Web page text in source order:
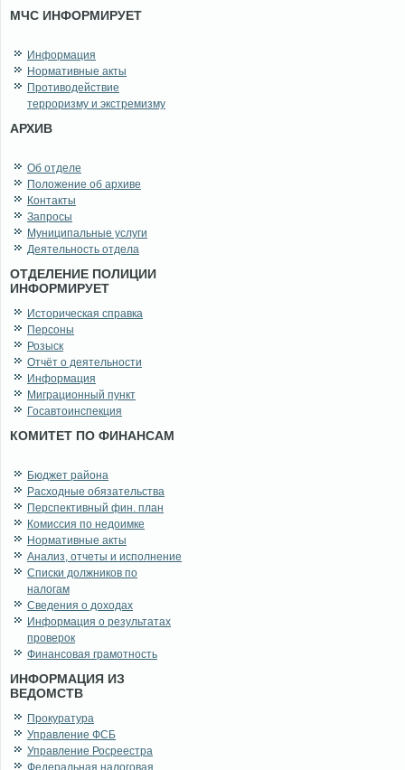
МЧС ИНФОРМИРУЕТ
Информация
Нормативные акты
Противодействие
терроризму и экстремизму
АРХИВ
Об отделе
Положение об архиве
Контакты
Запросы
Муниципальные услуги
Деятельность отдела
ОТДЕЛЕНИЕ ПОЛИЦИИ
ИНФОРМИРУЕТ
Историческая справка
Персоны
Розыск
Отчёт о деятельности
Информация
Миграционный пункт
Госавтоинспекция
КОМИТЕТ ПО ФИНАНСАМ
Бюджет района
Расходные обязательства
Перспективный фин. план
Комиссия по недоимке
Нормативные акты
Анализ, отчеты и исполнение
Списки должников по
налогам
Сведения о доходах
Информация о результатах
проверок
Финансовая грамотность
ИНФОРМАЦИЯ ИЗ
ВЕДОМСТВ
Прокуратура
Управление ФСБ
Управление Росреестра
Федеральная налоговая